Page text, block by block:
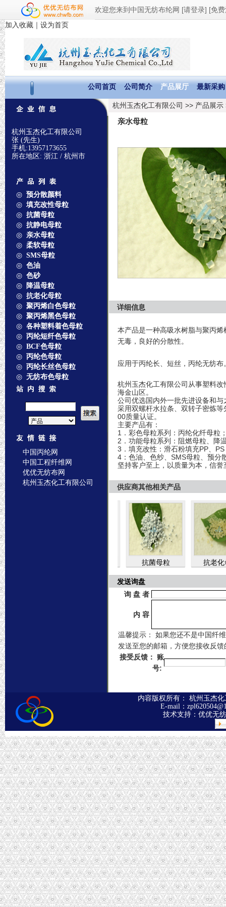
欢迎您来到中国无纺布纶网 [请登录] [免
杭州玉杰化工有限公司 >> 产品展示
亲水母粒
详细信息
本产品是一种高吸水树脂与聚丙
无毒，良好的分散性。
应用于丙纶长、短丝，丙纶无纺布
杭州玉杰化工有限公司从事塑料
海金山区。
公司优选国内外一批先进设备和
采用双螺杆水拉条、双转子密炼
00质量认证。
主要产品有：
1．彩色母粒系列：丙纶化纤母粒
2．功能母粒系列：阻燃母粒、
3．填充改性：滑石粉填充PP、
4：色油、色纱、SMS母粒、预分
坚持客户至上，以质量为本，信
供应商其他相关产品
母粒 抗菌母粒 抗老化母粒
发送询盘
询 盘 者
内 容
温馨提示： 如果您还不是中国纤
发送至您的邮箱，方便您接收反
接受反馈： 账
号: